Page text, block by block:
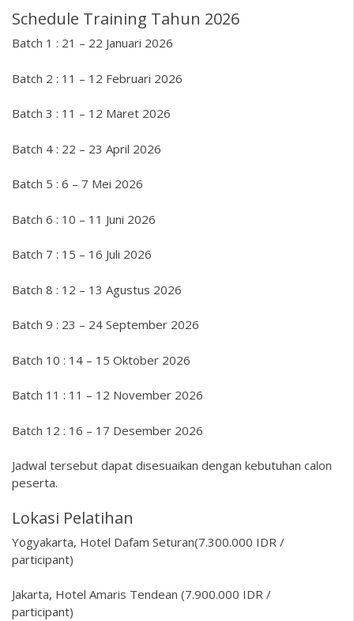
Schedule Training Tahun 2026
Batch 1 : 21 – 22 Januari 2026
Batch 2 : 11 – 12 Februari 2026
Batch 3 : 11 – 12 Maret 2026
Batch 4 : 22 – 23 April 2026
Batch 5 : 6 – 7 Mei 2026
Batch 6 : 10 – 11 Juni 2026
Batch 7 : 15 – 16 Juli 2026
Batch 8 : 12 – 13 Agustus 2026
Batch 9 : 23 – 24 September 2026
Batch 10 : 14 – 15 Oktober 2026
Batch 11 : 11 – 12 November 2026
Batch 12 : 16 – 17 Desember 2026
Jadwal tersebut dapat disesuaikan dengan kebutuhan calon
peserta.
Lokasi Pelatihan
Yogyakarta, Hotel Dafam Seturan(7.300.000 IDR /
participant)
Jakarta, Hotel Amaris Tendean (7.900.000 IDR /
participant)